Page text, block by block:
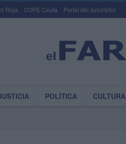
Roja COPE Ceuta Portal del suscriptor
POLÍTICA CULTURA